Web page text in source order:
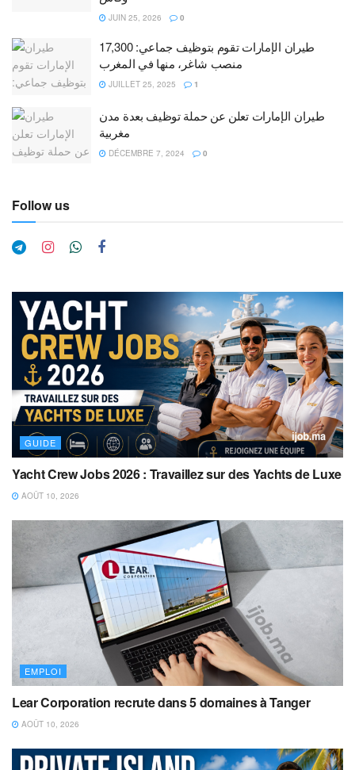
JUIN 25, 2026 0
طيران الإمارات تقوم بتوظيف جماعي: 17,300
منصب شاغر، منها في المغرب
JUILLET 25, 2025 1
طيران الإمارات تعلن عن حملة توظيف بعدة مدن
DÉCEMBRE 7, 2024 0
Follow us
GUIDE
Yacht Crew Jobs 2026 : Travaillez sur des Yachts de Luxe
AOÛT 10, 2026
EMPLOI
Lear Corporation recrute dans 5 domaines à Tanger
AOÛT 10, 2026